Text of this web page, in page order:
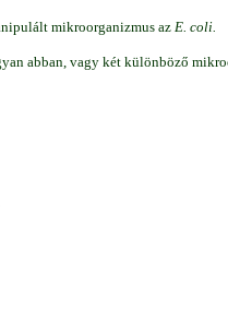
mikroorganizmus azE. coli.
abban, vagy két különböző